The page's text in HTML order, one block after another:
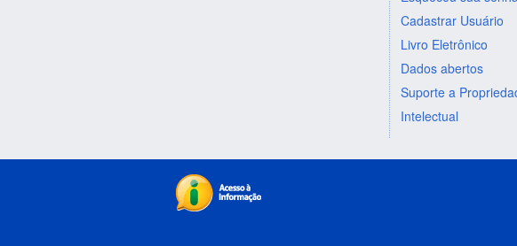
Cadastrar Usuário
Livro Eletrônico
Dados abertos
Suporte a
Intelectual